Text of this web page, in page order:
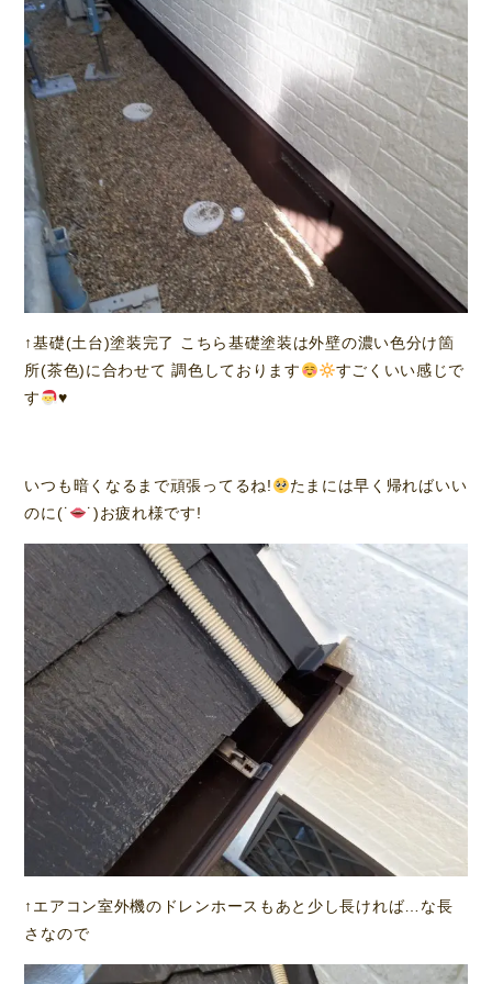
↑基礎(土台)塗装完了 こちら基礎塗装は外壁の濃い色分け箇
所(茶色)に合わせて 調色しております
すごくいい感じで
す
♥️
いつも暗くなるまで頑張ってるね!
たまには早く帰ればいい
のに(˙
˙)お疲れ様です!
↑エアコン室外機のドレンホースもあと少し長ければ…な長
さなので